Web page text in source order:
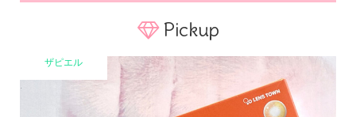
Pickup
ザピエル